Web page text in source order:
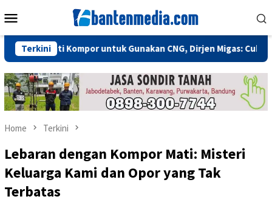
to
Menu
Terkini
Kompor untuk Gunakan CNG, Dirjen Migas: Cukup Plug and
Home Terkini
Lebaran dengan Kompor Mati: Misteri
Keluarga Kami dan Opor yang Tak
Terbatas